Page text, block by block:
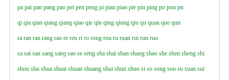
pa pai pan pang pao pei pen peng pi pian piao pie pin ping po pou pu
qi qia qian qiang qianɡ qiao qie qin qing qiong qiu qu quan que qun
ra ran ran rang rao re ren ri ro rong rou ru ruan rui run ruo
sa sai san sang sanɡ sao se seng sha shai shan shang shao she shen sheng shi
shou shu shua shuai shuan shuang shui shun shuo si so song sou su suan sui